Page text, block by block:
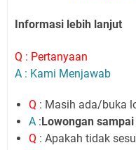
Informasi lebih lanjut
Q : Pertanyaan
A : Kami Menjawab
Q : Masih ada/buka
A : Lowongan
Q : Apakah tidak